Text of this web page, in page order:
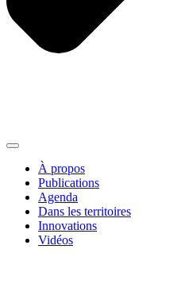
À propos
Publications
Agenda
Dans les territoires
Innovations
Vidéos